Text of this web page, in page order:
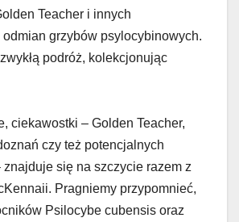
Teacher i innych
grzybów psylocybinowych.
podróż, kolekcjonując
ciekawostki – Golden Teacher,
czy też potencjalnych
się na szczycie razem z
Pragniemy przypomnieć,
Psilocybe cubensis oraz